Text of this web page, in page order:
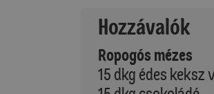
Hozzávalók
Ropogós mézes
15 dkg édes